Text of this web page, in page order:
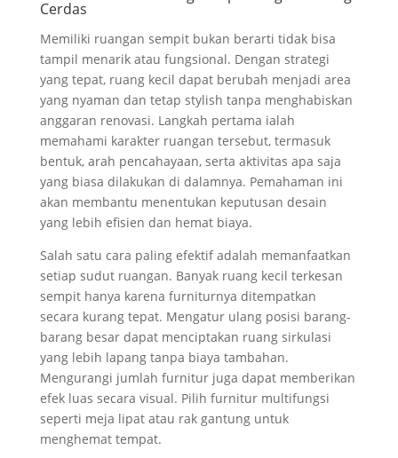
Cerdas
Memiliki ruangan sempit bukan berarti tidak bisa
tampil menarik atau fungsional. Dengan strategi
yang tepat, ruang kecil dapat berubah menjadi area
yang nyaman dan tetap stylish tanpa menghabiskan
anggaran renovasi. Langkah pertama ialah
memahami karakter ruangan tersebut, termasuk
bentuk, arah pencahayaan, serta aktivitas apa saja
yang biasa dilakukan di dalamnya. Pemahaman ini
akan membantu menentukan keputusan desain
yang lebih efisien dan hemat biaya.
Salah satu cara paling efektif adalah memanfaatkan
setiap sudut ruangan. Banyak ruang kecil terkesan
sempit hanya karena furniturnya ditempatkan
secara kurang tepat. Mengatur ulang posisi barang-
barang besar dapat menciptakan ruang sirkulasi
yang lebih lapang tanpa biaya tambahan.
Mengurangi jumlah furnitur juga dapat memberikan
efek luas secara visual. Pilih furnitur multifungsi
seperti meja lipat atau rak gantung untuk
menghemat tempat.